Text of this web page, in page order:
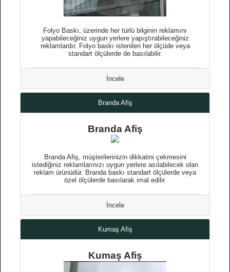
Folyo Baskı, üzerinde her türlü bilginin reklamını
yapabileceğiniz uygun yerlere yapıştırabileceğiniz
reklamlardır. Folyo baskı istenilen her ölçüde veya
standart ölçülerde de basılabilir.
İncele
Branda Afiş
Branda Afiş
Branda Afiş, müşterilerinizin dikkatini çekmesini
istediğiniz reklamlarınızı uygun yerlere asılabilecek olan
reklam ürünüdür. Branda baskı standart ölçülerde veya
özel ölçülerde basılarak imal edilir.
İncele
Kumaş Afiş
Kumaş Afiş